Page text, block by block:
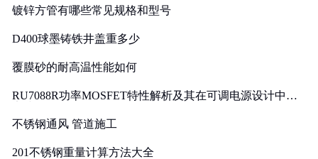
镀锌方管有哪些常见规格和型号
D400球墨铸铁井盖重多少
覆膜砂的耐高温性能如何
RU7088R功率MOSFET特性解析及其在可调电源设计中的
不锈钢通风 管道施工
201不锈钢重量计算方法大全